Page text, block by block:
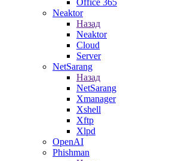
Office 365
Neaktor
Назад
Neaktor
Cloud
Server
NetSarang
Назад
NetSarang
Xmanager
Xshell
Xftp
Xlpd
OpenAI
Phishman